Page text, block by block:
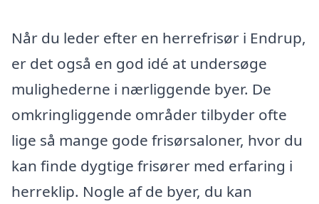
Når du leder efter en herrefrisør i Endrup,
er det også en god idé at undersøge
mulighederne i nærliggende byer. De
omkringliggende områder tilbyder ofte
lige så mange gode frisørsaloner, hvor du
kan finde dygtige frisører med erfaring i
herreklip. Nogle af de byer, du kan